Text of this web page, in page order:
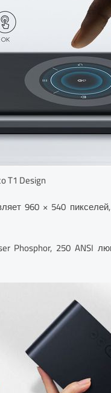
T1 Design
960 × 540
250 ANSI